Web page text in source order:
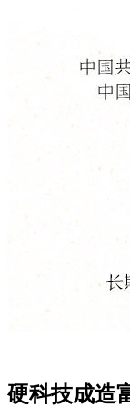
硬科技成造